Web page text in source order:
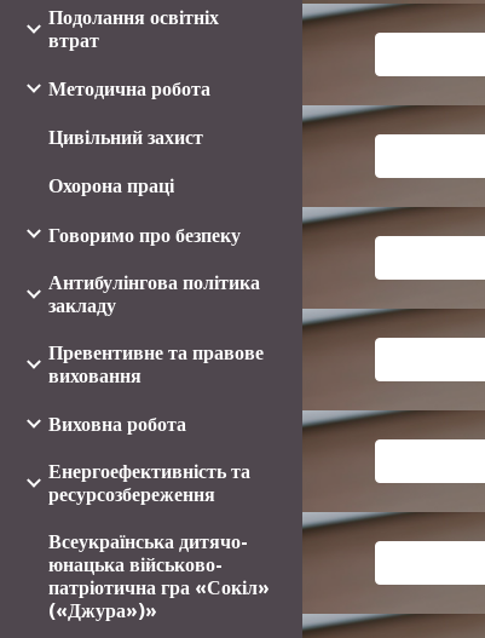
Подолання освітніх
втрат
Методична робота
Цивільний захист
Охорона праці
Говоримо про безпеку
Антибулінгова політика
закладу
Превентивне та правове
виховання
Виховна робота
Енергоефективність та
ресурсозбереження
Всеукраїнська дитячо-
юнацька військово-
патріотична гра «Сокіл»
(«Джура»)»